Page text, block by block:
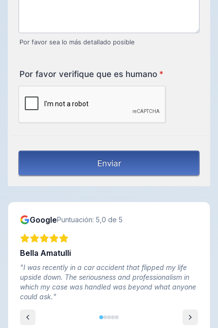
GooglePuntuación: 5,0 de 5
Bella Amatulli
"I was recently in a car accident that flipped my life
upside down. The seriousness and professionalism in
which my case was handled was beyond what anyone
could ask."